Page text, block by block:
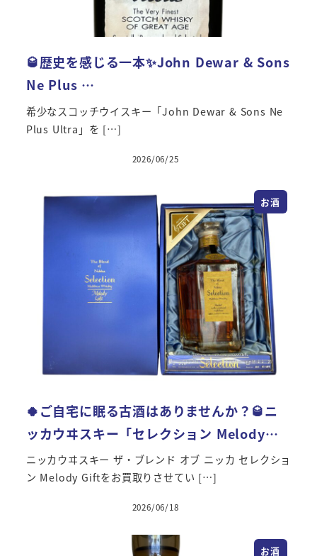
🥃歴史を感じる一本✨John Dewar & Sons
Ne Plus …
希少なスコッチウイスキー「John Dewar & Sons Ne
Plus Ultra」を […]
投稿日
2026/06/25
お酒
🍀ご自宅に眠る古酒はありませんか？🥃ニ
ッカウヰスキー「セレクション Melody…
ニッカウヰスキー ザ・ブレンド オブ ニッカ セレクショ
ン Melody Giftをお買取りさせてい […]
投稿日
2026/06/18
お酒